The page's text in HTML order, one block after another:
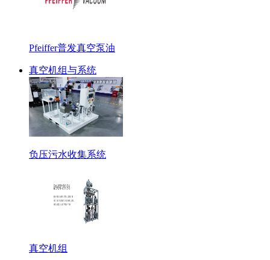
Pfeiffer普发真空泵油
真空机组与系统
负压污水收集系统
真空机组